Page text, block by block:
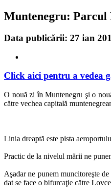
Muntenegru: Parcul
Data publicării: 27 ian
Click aici pentru a vedea
O nouă zi în Muntenegru şi o
către vechea capitală
Linia dreaptă este pista
Practic de la nivelul mării ne
Aşadar ne punem muncitoreşte
dat se face o bifurcaţie către